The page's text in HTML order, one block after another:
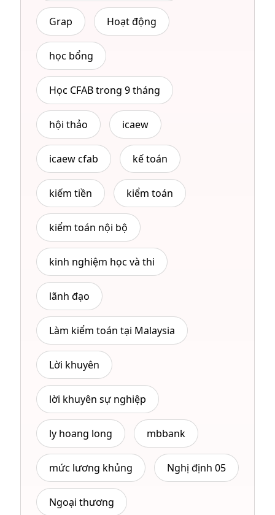
Grap Hoạt động
học bổng
Học CFAB trong 9 tháng
hội thảo icaew
icaew cfab kế toán
kiếm tiền kiểm toán
kiểm toán nội bộ
kinh nghiệm học và thi
lãnh đạo
Làm kiểm toán tại Malaysia
Lời khuyên
lời khuyên sự nghiệp
ly hoang long mbbank
mức lương khủng Nghị định 05
Ngoại thương